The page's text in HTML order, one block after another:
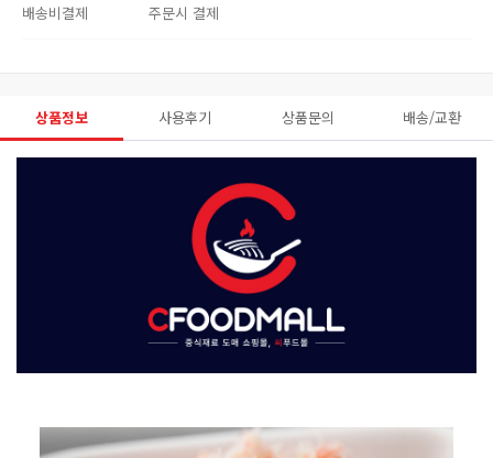
배송비결제
주문시 결제
상품정보 사용후기 상품문의 배송/교환